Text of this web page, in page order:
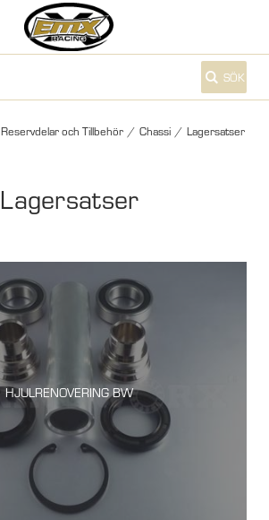
SÖK
Reservdelar och Tillbehör / Chassi / Lagersatser
Lagersatser
HJULRENOVERING BW